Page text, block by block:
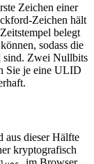
Zeichen einer
Zeichen hält
belegt
sodass die
sind. Zwei Nullbits
Sie je eine ULID
aus dieser Hälfte
kryptografisch